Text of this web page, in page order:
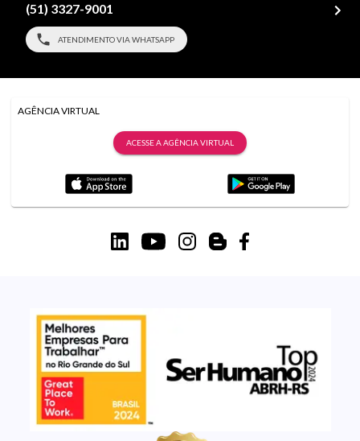
(51) 3327-9001
ATENDIMENTO VIA WHATSAPP
AGÊNCIA VIRTUAL
ACESSE A AGÊNCIA VIRTUAL